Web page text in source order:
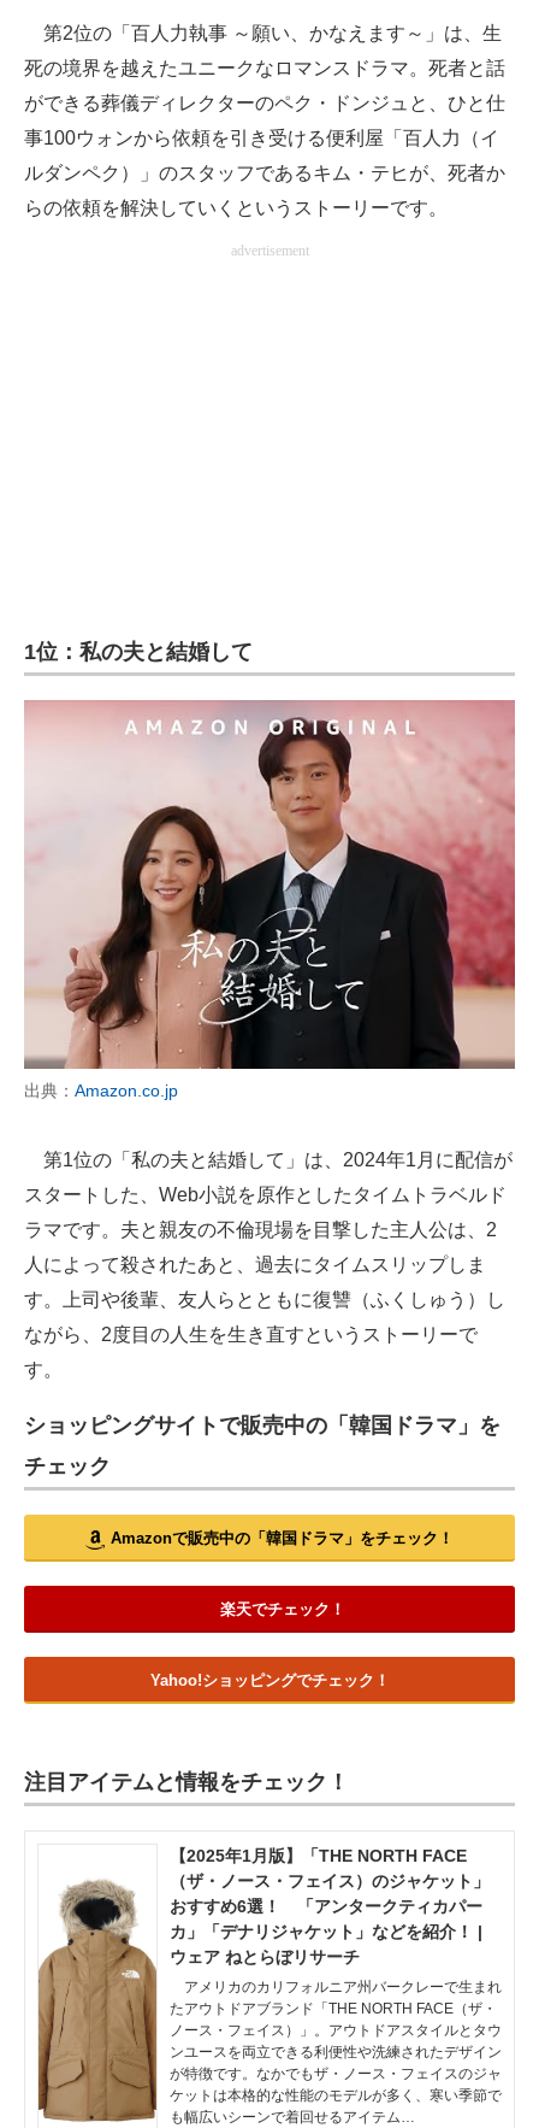
第2位の「百人力執事 ～願い、かなえます～」は、生
死の境界を越えたユニークなロマンスドラマ。死者と話
ができる葬儀ディレクターのペク・ドンジュと、ひと仕
事100ウォンから依頼を引き受ける便利屋「百人力（イ
ルダンペク）」のスタッフであるキム・テヒが、死者か
らの依頼を解決していくというストーリーです。
advertisement
1位：私の夫と結婚して
出典： Amazon.co.jp
第1位の「私の夫と結婚して」は、2024年1月に配信が
スタートした、Web小説を原作としたタイムトラベルド
ラマです。夫と親友の不倫現場を目撃した主人公は、2
人によって殺されたあと、過去にタイムスリップしま
す。上司や後輩、友人らとともに復讐（ふくしゅう）し
ながら、2度目の人生を生き直すというストーリーで
す。
ショッピングサイトで販売中の「韓国ドラマ」を
チェック
Amazonで販売中の「韓国ドラマ」をチェック！
楽天でチェック！
Yahoo!ショッピングでチェック！
注目アイテムと情報をチェック！
【2025年1月版】「THE NORTH FACE
（ザ・ノース・フェイス）のジャケット」
おすすめ6選！ 「アンタークティカパー
カ」「デナリジャケット」などを紹介！ |
ウェア ねとらぼリサーチ
アメリカのカリフォルニア州バークレーで生まれ
たアウトドアブランド「THE NORTH FACE（ザ・
ノース・フェイス）」。アウトドアスタイルとタウ
ンユースを両立できる利便性や洗練されたデザイン
が特徴です。なかでもザ・ノース・フェイスのジャ
ケットは本格的な性能のモデルが多く、寒い季節で
も幅広いシーンで着回せるアイテム…